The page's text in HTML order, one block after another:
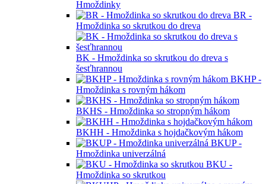
Hmoždinky
BR -
Hmoždinka so skrutkou do dreva
BK - Hmoždinka so skrutkou do dreva s
šesťhrannou
BKHP -
Hmoždinka s rovným hákom
BKHS - Hmoždinka so stropným hákom
BKHH - Hmoždinka s hojdačkovým hákom
BKUP -
Hmoždinka univerzálná
BKU -
Hmoždinka so skrutkou